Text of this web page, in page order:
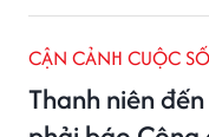
CẬN CẢNH CUỘC
Thanh niên